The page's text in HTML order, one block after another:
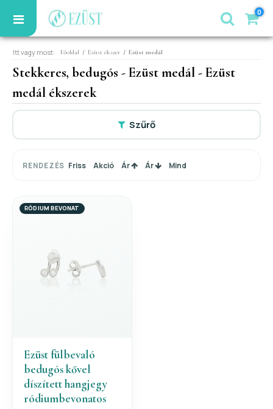
0
Itt vagy most: Főoldal / Ezüst ékszer / Ezüst medál
Stekkeres, bedugós - Ezüst medál - Ezüst
medál ékszerek
Szűrő
RENDEZÉS Friss Akció Ár Ár Mind
RÓDIUM BEVONAT
Ezüst fülbevaló
bedugós kővel
díszített hangjegy
ródiumbevonatos